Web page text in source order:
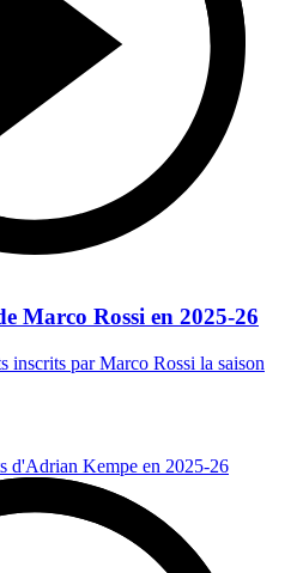
Marco Rossi en 2025-26
inscrits par Marco Rossi la saison